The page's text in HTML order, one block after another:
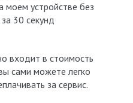
моем устройстве без
30 секунд
входит в стоимость
сами можете легко
за сервис.